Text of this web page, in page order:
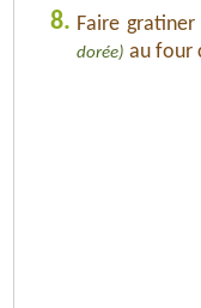
8. Faire gratiner
dorée) au four